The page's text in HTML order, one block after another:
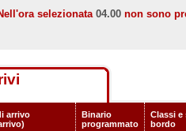
selezionata04.00 non sono
arrivo
Binario
programmato
Classi e
bordo